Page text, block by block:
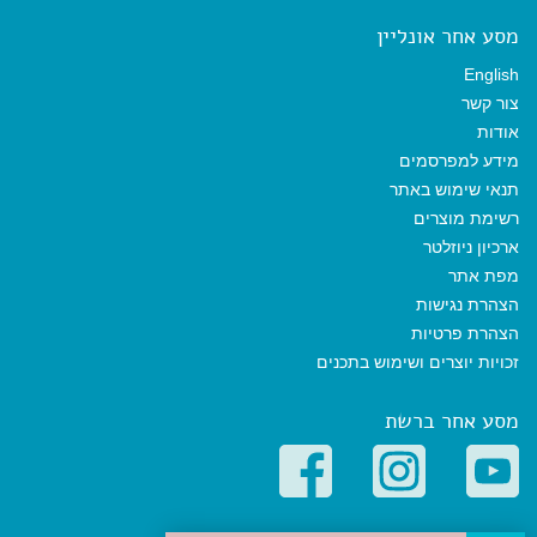
מסע אחר אונליין
English
צור קשר
אודות
מידע למפרסמים
תנאי שימוש באתר
רשימת מוצרים
ארכיון ניוזלטר
מפת אתר
הצהרת נגישות
הצהרת פרטיות
זכויות יוצרים ושימוש בתכנים
מסע אחר ברשת